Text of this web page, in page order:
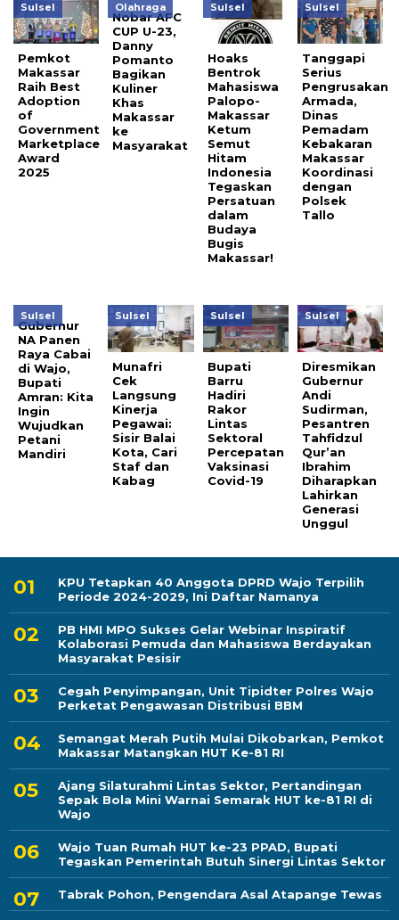
Sulsel
Pemkot
Makassar
Raih Best
Adoption
of
Government
Marketplace
Award
2025
Olahraga
Nobar AFC
CUP U-23,
Danny
Pomanto
Bagikan
Kuliner
Khas
Makassar
ke
Masyarakat
Sulsel
Hoaks
Bentrok
Mahasiswa
Palopo-
Makassar
Ketum
Semut
Hitam
Indonesia
Tegaskan
Persatuan
dalam
Budaya
Bugis
Makassar!
Sulsel
Tanggapi
Serius
Pengrusakan
Armada,
Dinas
Pemadam
Kebakaran
Makassar
Koordinasi
dengan
Polsek
Tallo
Sulsel
Gubernur
NA Panen
Raya Cabai
di Wajo,
Bupati
Amran: Kita
Ingin
Wujudkan
Petani
Mandiri
Sulsel
Munafri
Cek
Langsung
Kinerja
Pegawai:
Sisir Balai
Kota, Cari
Staf dan
Kabag
Sulsel
Bupati
Barru
Hadiri
Rakor
Lintas
Sektoral
Percepatan
Vaksinasi
Covid-19
Sulsel
Diresmikan
Gubernur
Andi
Sudirman,
Pesantren
Tahfidzul
Qur’an
Ibrahim
Diharapkan
Lahirkan
Generasi
Unggul
KPU Tetapkan 40 Anggota DPRD Wajo Terpilih
Periode 2024-2029, Ini Daftar Namanya
PB HMI MPO Sukses Gelar Webinar Inspiratif
Kolaborasi Pemuda dan Mahasiswa Berdayakan
Masyarakat Pesisir
Cegah Penyimpangan, Unit Tipidter Polres Wajo
Perketat Pengawasan Distribusi BBM
Semangat Merah Putih Mulai Dikobarkan, Pemkot
Makassar Matangkan HUT Ke-81 RI
Ajang Silaturahmi Lintas Sektor, Pertandingan
Sepak Bola Mini Warnai Semarak HUT ke-81 RI di
Wajo
Wajo Tuan Rumah HUT ke-23 PPAD, Bupati
Tegaskan Pemerintah Butuh Sinergi Lintas Sektor
Tabrak Pohon, Pengendara Asal Atapange Tewas